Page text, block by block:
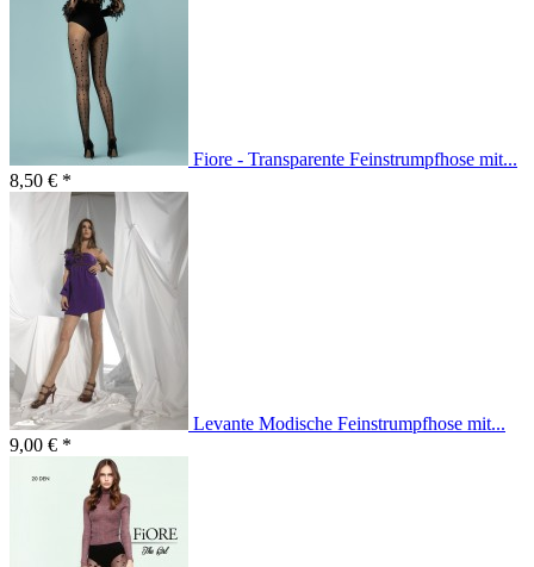
Fiore - Transparente Feinstrumpfhose mit...
8,50 € *
Levante Modische Feinstrumpfhose mit...
9,00 € *